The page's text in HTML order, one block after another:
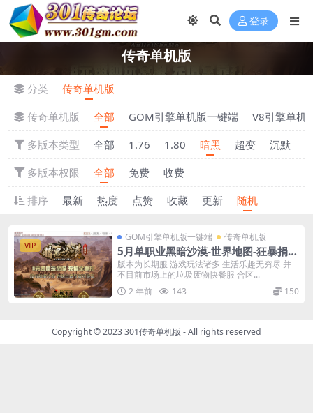
登录
传奇单机版
分类
传奇单机版
传奇单机版
全部 GOM引擎单机版一键端
V8引擎单机
多版本类型
全部 1.76 1.80 暗黑 超变 沉默
多版本权限
全部 免费
收费
排序
最新 热度 点赞 收藏 更新 随机
VIP
GOM引擎单机版一键端 传奇单机版
5月单职业黑暗沙漠-世界地图-狂暴捐献
魔体-附带GM后台一键端
版本为长期服 游戏玩法诸多 生活乐趣无穷尽 并
不目前市场上的垃圾废物快餐服 合区...
2 年前
143 150
Copyright © 2023301传奇单机版 - All rights reserved